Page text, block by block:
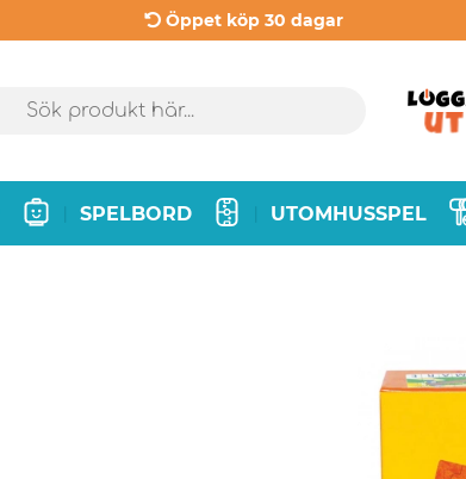
Öppet köp 30 dagar
SPELBORD UTOMHUSSPEL